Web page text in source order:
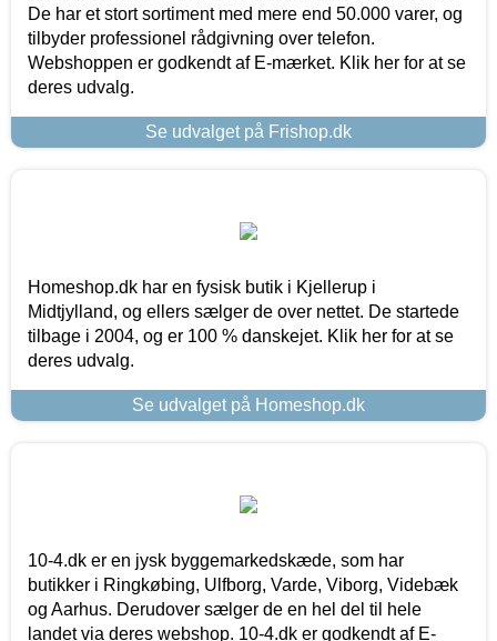
De har et stort sortiment med mere end 50.000 varer, og
tilbyder professionel rådgivning over telefon.
Webshoppen er godkendt af E-mærket. Klik her for at se
deres udvalg.
Se udvalget på Frishop.dk
Homeshop.dk har en fysisk butik i Kjellerup i
Midtjylland, og ellers sælger de over nettet. De startede
tilbage i 2004, og er 100 % danskejet. Klik her for at se
deres udvalg.
Se udvalget på Homeshop.dk
10-4.dk er en jysk byggemarkedskæde, som har
butikker i Ringkøbing, Ulfborg, Varde, Viborg, Videbæk
og Aarhus. Derudover sælger de en hel del til hele
landet via deres webshop. 10-4.dk er godkendt af E-